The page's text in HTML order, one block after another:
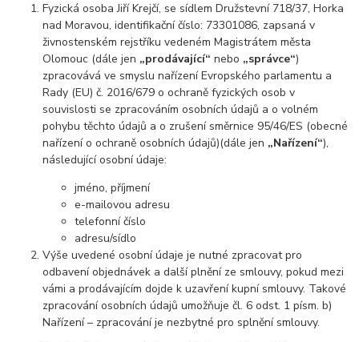
Fyzická osoba Jiří Krejčí, se sídlem Družstevní 718/37, Horka
nad Moravou, identifikační číslo: 73301086, zapsaná v
živnostenském rejstříku vedeném Magistrátem města
Olomouc (dále jen „prodávající“ nebo „správce“)
zpracovává ve smyslu nařízení Evropského parlamentu a
Rady (EU) č. 2016/679 o ochraně fyzických osob v
souvislosti se zpracováním osobních údajů a o volném
pohybu těchto údajů a o zrušení směrnice 95/46/ES (obecné
nařízení o ochraně osobních údajů)(dále jen „Nařízení“),
následující osobní údaje:
jméno, příjmení
e-mailovou adresu
telefonní číslo
adresu/sídlo
Výše uvedené osobní údaje je nutné zpracovat pro
odbavení objednávek a další plnění ze smlouvy, pokud mezi
vámi a prodávajícím dojde k uzavření kupní smlouvy. Takové
zpracování osobních údajů umožňuje čl. 6 odst. 1 písm. b)
Nařízení – zpracování je nezbytné pro splnění smlouvy.